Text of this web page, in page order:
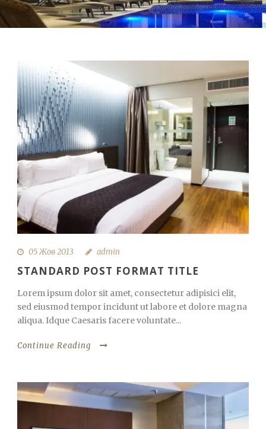
05 Жов 2013 admin
STANDARD POST FORMAT TITLE
Lorem ipsum dolor sit amet, consectetur adipisici elit,
sed eiusmod tempor incidunt ut labore et dolore magna
aliqua. Idque Caesaris facere voluntate...
Continue Reading